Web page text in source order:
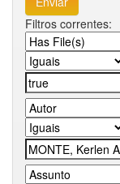
Filtros correntes: